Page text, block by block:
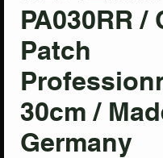
PA030RR /
Patch
30cm /
Germany